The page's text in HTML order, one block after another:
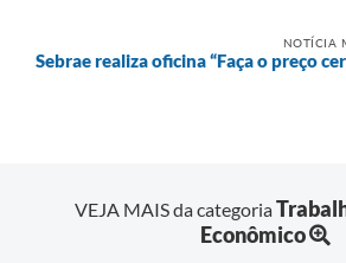
NOTÍCIA
Sebrae realiza oficina “Faça o preço
VEJA MAIS da categoria
Econômico